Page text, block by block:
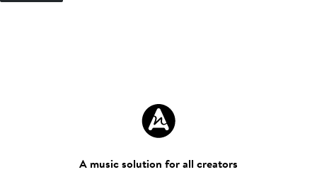
A music solution for all creators